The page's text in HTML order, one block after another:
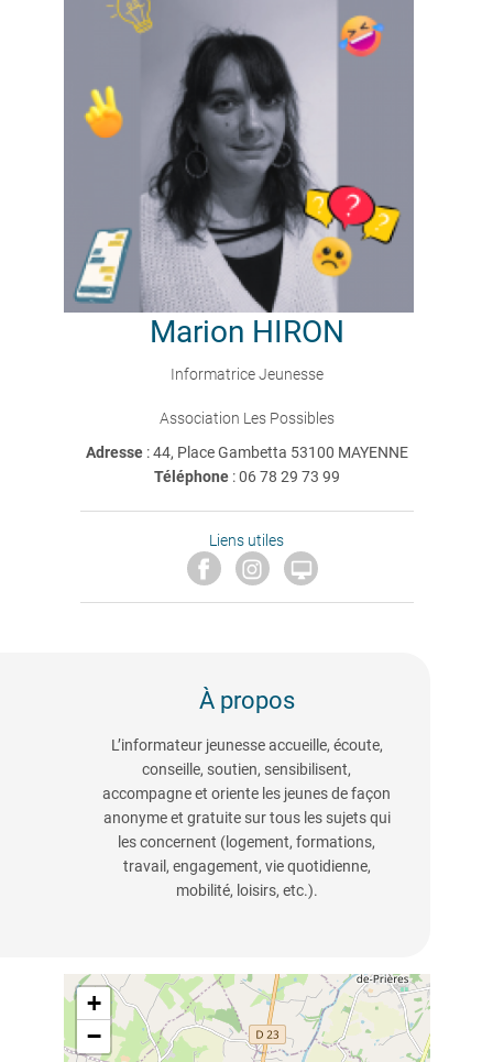
Marion HIRON
Informatrice Jeunesse
Association Les Possibles
Adresse : 44, Place Gambetta 53100 MAYENNE
Téléphone:06 78 29 73 99
Liens utiles

À propos
L’informateur jeunesse accueille, écoute,
conseille, soutien, sensibilisent,
accompagne et oriente les jeunes de façon
anonyme et gratuite sur tous les sujets qui
les concernent (logement, formations,
travail, engagement, vie quotidienne,
mobilité, loisirs, etc.).
+
−